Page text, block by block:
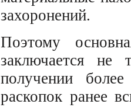
захоронений.
Поэтому
заключается
получении
раскопок ранее